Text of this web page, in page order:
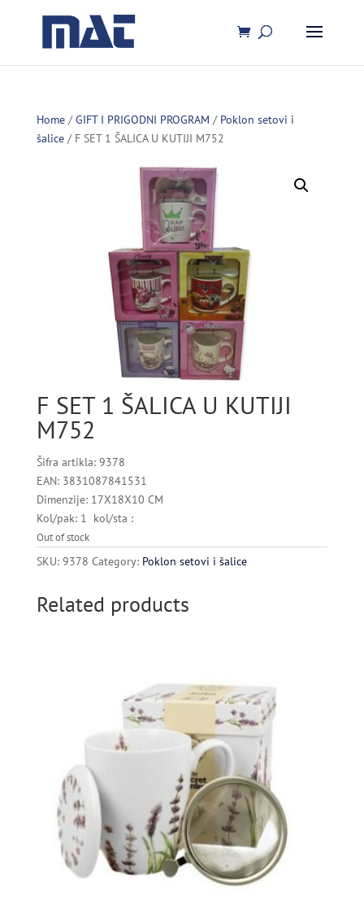
Home/GIFT I PRIGODNI PROGRAM / Poklon setovi i
šalice/ F SET 1 ŠALICA U KUTIJI M752
F SET 1 ŠALICA U KUTIJI
M752
Šifra artikla: 9378
EAN: 3831087841531
Dimenzije: 17X18X10 CM
Kol/pak: 1 kol/sta :
Out of stock
SKU: 9378 Category: Poklon setovi i šalice
Related products